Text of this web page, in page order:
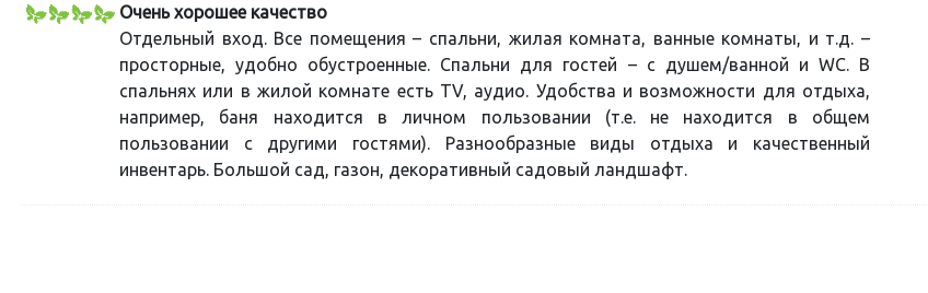
Очень хорошее качество
Отдельный вход. Все помещения – спальни, жилая комната, ванные комнаты, и т.д. –
просторные, удобно обустроенные. Спальни для гостей – с душем/ванной и WC. В
спальнях или в жилой комнате есть TV, аудио. Удобства и возможности для отдыха,
например, баня находится в личном пользовании (т.е. не находится в общем
пользовании с другими гостями). Разнообразные виды отдыха и качественный
инвентарь. Большой сад, газон, декоративный садовый ландшафт.